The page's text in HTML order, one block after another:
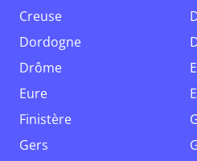
Creuse
Dordogne
Drôme
Eure
Finistère
Gers